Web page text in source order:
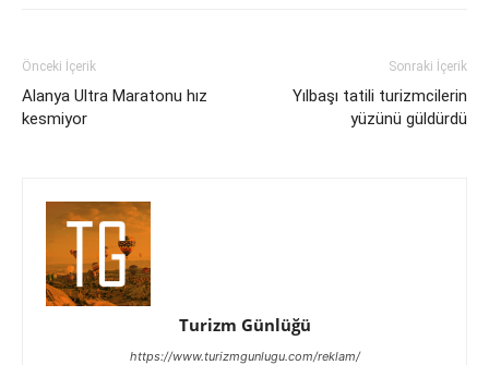
Önceki İçerik
Alanya Ultra Maratonu hız
kesmiyor
Sonraki İçerik
Yılbaşı tatili turizmcilerin
yüzünü güldürdü
Turizm Günlüğü
https://www.turizmgunlugu.com/reklam/